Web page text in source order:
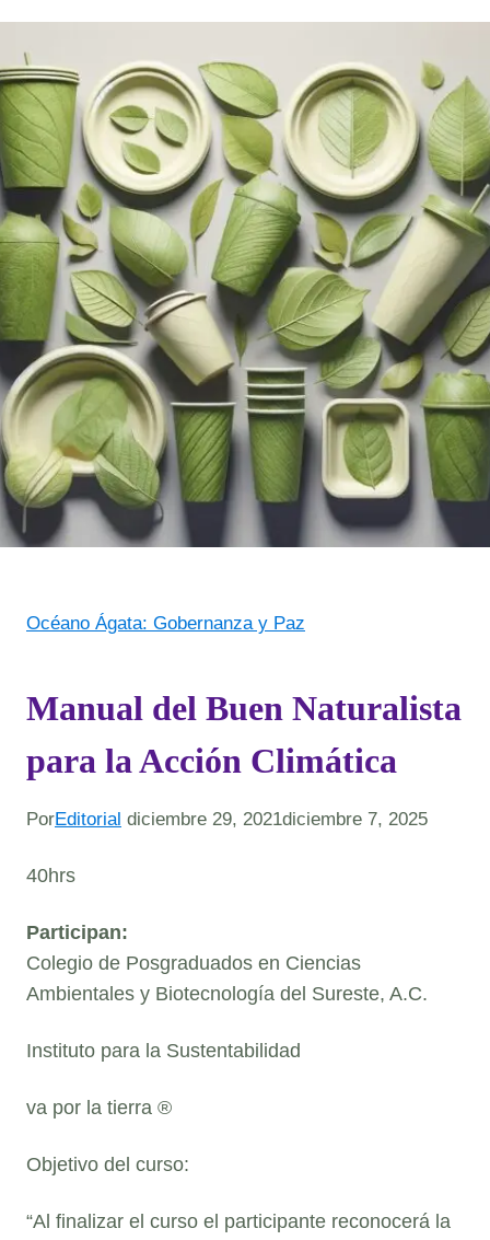
Océano Ágata: Gobernanza y Paz
Manual del Buen Naturalista
para la Acción Climática
PorEditorial diciembre 29, 2021diciembre 7, 2025
40hrs
Participan:
Colegio de Posgraduados en Ciencias
Ambientales y Biotecnología del Sureste, A.C.
Instituto para la Sustentabilidad
va por la tierra ®
Objetivo del curso:
“Al finalizar el curso el participante reconocerá la